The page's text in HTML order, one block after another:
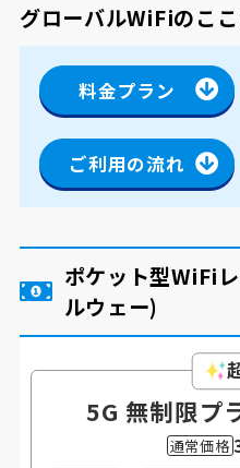
グローバルWiFiのこ
料金プラン
ご利用の流れ
ポケット型WiFi
ルウェー)
5G 無制限プ
通常価格